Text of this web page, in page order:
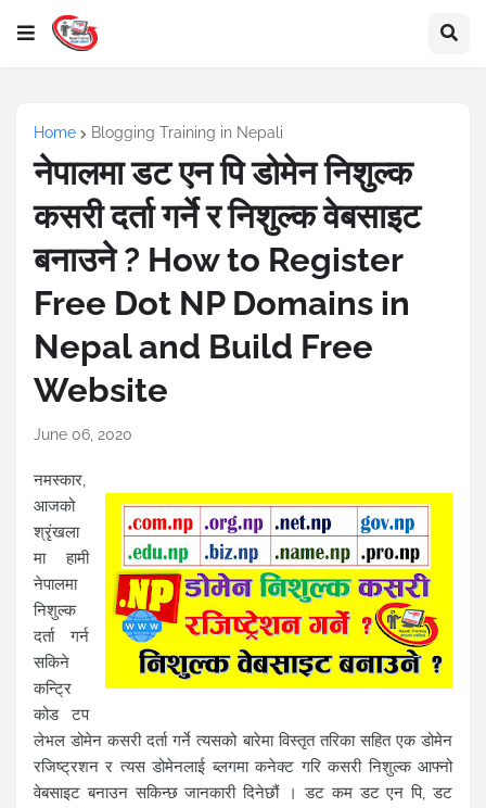
Home Blogging Training in Nepali
नेपालमा डट एन पि डोमेन निशुल्क
कसरी दर्ता गर्ने र निशुल्क वेबसाइट
बनाउने ? How to Register
Free Dot NP Domains in
Nepal and Build Free
Website
June 06, 2020
नमस्कार,
आजको
श्रृंखला
मा हामी
नेपालमा
निशुल्क
दर्ता गर्न
सकिने
कन्ट्रि
कोड टप
लेभल डोमेन कसरी दर्ता गर्ने त्यसको बारेमा विस्तृत तरिका सहित एक डोमेन
रजिष्ट्रशन र त्यस डोमेनलाई ब्लगमा कनेक्ट गरि कसरी निशुल्क आफ्नो
वेबसाइट बनाउन सकिन्छ जानकारी दिनेछौं । डट कम डट एन पि, डट